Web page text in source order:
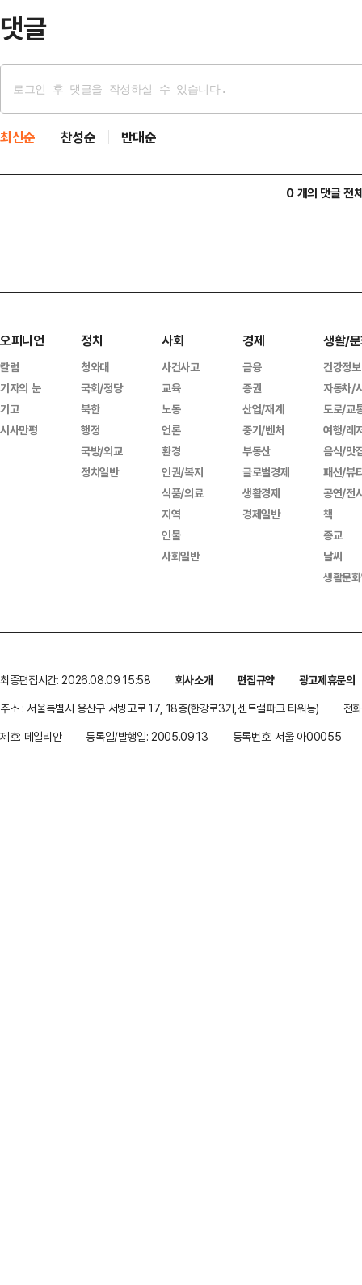
댓글
최신순 찬성순 반대순
0 개의 댓글 전
오피니언
칼럼
기자의 눈
기고
시사만평
정치
청와대
국회/정당
북한
행정
국방/외교
정치일반
사회
사건사고
교육
노동
언론
환경
인권/복지
식품/의료
지역
인물
사회일반
경제
금융
증권
산업/재계
중기/벤처
부동산
글로벌경제
생활경제
경제일반
생활/
건강정보
자동차/
도로/교
여행/레
음식/맛
패션/뷰
공연/전
책
종교
날씨
생활문
최종편집시간: 2026.08.09 15:58 회사소개 편집규약
광고제휴문의
주소 : 서울특별시 용산구 서빙고로 17, 18층(한강로3가,센트럴파크 타워동)
전
제호: 데일리안
등록일/발행일: 2005.09.13 등록번호: 서울 아00055